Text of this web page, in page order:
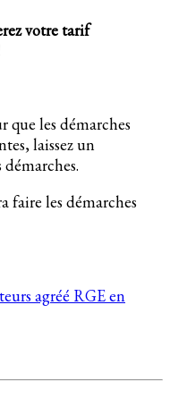
votre tarif
que les démarches
laissez un
faire les démarches
agréé RGE en